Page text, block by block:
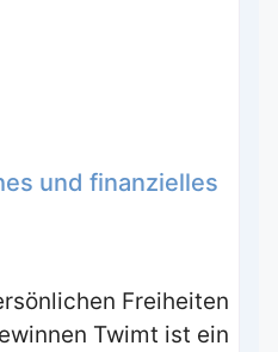
und finanzielles
Freiheiten
Twimt ist ein